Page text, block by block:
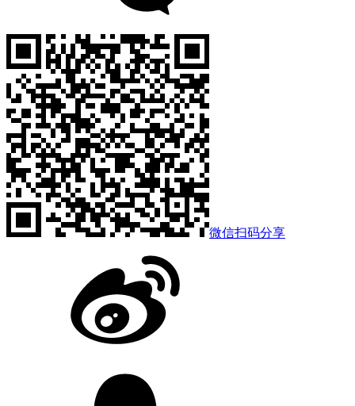
微信扫码分享